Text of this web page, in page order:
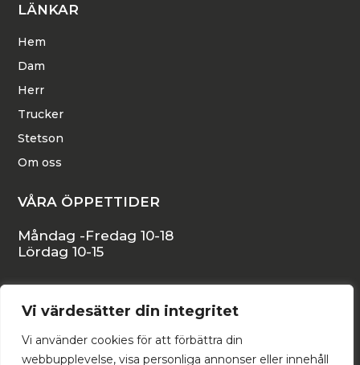
Vi värdesätter din integritet
Vi använder cookies för att förbättra din
webbupplevelse, visa personliga annonser eller innehåll
LÄNKAR
Hem
Dam
Herr
Trucker
Stetson
Om oss
VÅRA ÖPPETTIDER
Måndag -Fredag 10-18
Lördag 10-15
Stora Östergatan 16, 271 34 YSTAD
backstromshattar@telia.com